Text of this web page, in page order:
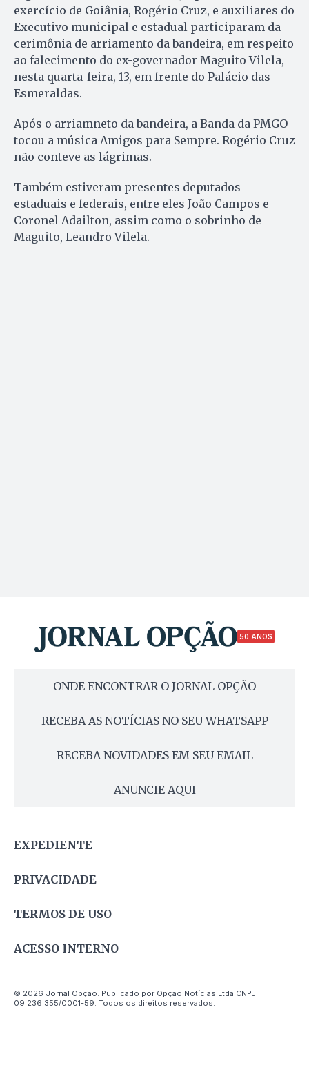
exercício de Goiânia, Rogério Cruz, e auxiliares do
Executivo municipal e estadual participaram da
cerimônia de arriamento da bandeira, em respeito
ao falecimento do ex-governador Maguito Vilela,
nesta quarta-feira, 13, em frente do Palácio das
Esmeraldas.
Após o arriamneto da bandeira, a Banda da PMGO
tocou a música Amigos para Sempre. Rogério Cruz
não conteve as lágrimas.
Também estiveram presentes deputados
estaduais e federais, entre eles João Campos e
Coronel Adailton, assim como o sobrinho de
Maguito, Leandro Vilela.
50 ANOS
ONDE ENCONTRAR O JORNAL OPÇÃO
RECEBA AS NOTÍCIAS NO SEU WHATSAPP
RECEBA NOVIDADES EM SEU EMAIL
ANUNCIE AQUI
EXPEDIENTE
PRIVACIDADE
TERMOS DE USO
ACESSO INTERNO
© 2026 Jornal Opção. Publicado por Opção Notícias Ltda CNPJ
09.236.355/0001-59. Todos os direitos reservados.